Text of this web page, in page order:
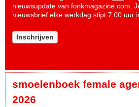
nieuwsupdate van fonkmagazine.com.
nieuwsbrief elke werkdag stipt 7.00 uur
Inschrijven
smoelenboek female
2026